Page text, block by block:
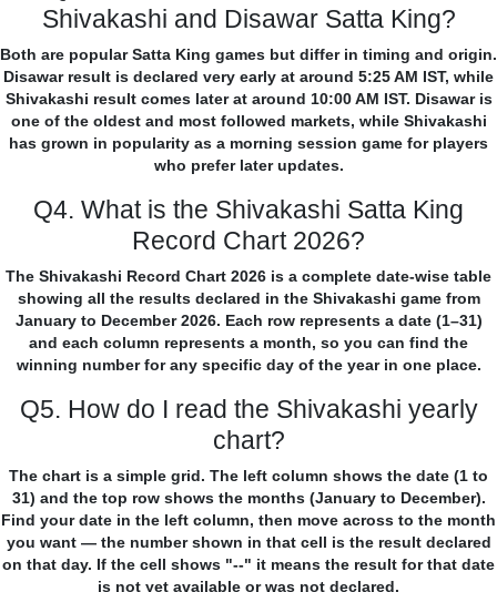
Shivakashi and Disawar Satta King?
Both are popular Satta King games but differ in timing and origin.
Disawar result is declared very early at around 5:25 AM IST, while
Shivakashi result comes later at around 10:00 AM IST. Disawar is
one of the oldest and most followed markets, while Shivakashi
has grown in popularity as a morning session game for players
who prefer later updates.
Q4. What is the Shivakashi Satta King
Record Chart 2026?
The Shivakashi Record Chart 2026 is a complete date-wise table
showing all the results declared in the Shivakashi game from
January to December 2026. Each row represents a date (1–31)
and each column represents a month, so you can find the
winning number for any specific day of the year in one place.
Q5. How do I read the Shivakashi yearly
chart?
The chart is a simple grid. The left column shows the date (1 to
31) and the top row shows the months (January to December).
Find your date in the left column, then move across to the month
you want — the number shown in that cell is the result declared
on that day. If the cell shows "--" it means the result for that date
is not yet available or was not declared.